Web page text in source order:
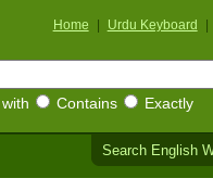
Home Urdu Keyboard
Contains Exactly
Search English